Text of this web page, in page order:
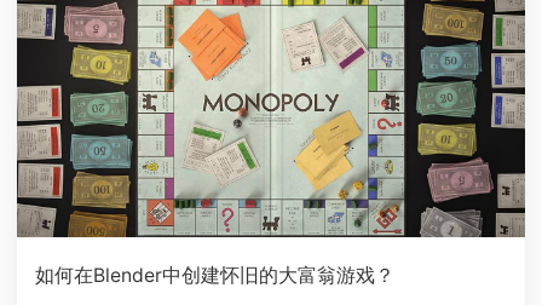
如何在Blender中创建怀旧的大富翁游戏？